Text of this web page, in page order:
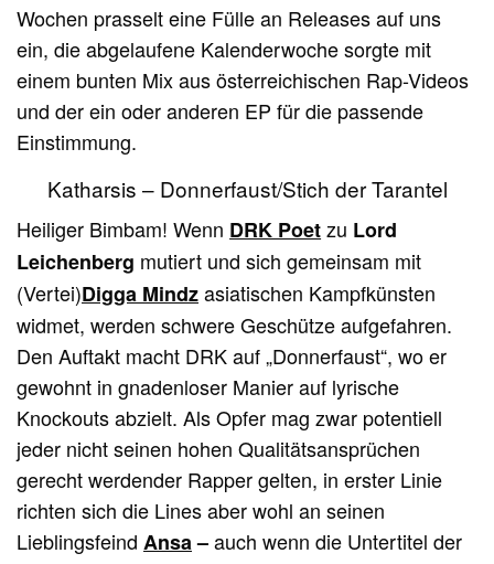
Wochen prasselt eine Fülle an Releases auf uns
ein, die abgelaufene Kalenderwoche sorgte mit
einem bunten Mix aus österreichischen Rap-Videos
und der ein oder anderen EP für die passende
Einstimmung.
Katharsis – Donnerfaust/Stich der Tarantel
Heiliger Bimbam! Wenn DRK Poetzu Lord
Leichenberg mutiert und sich gemeinsam mit
(Vertei)Digga Mindzasiatischen Kampfkünsten
widmet, werden schwere Geschütze aufgefahren.
Den Auftakt macht DRK auf „Donnerfaust“, wo er
gewohnt in gnadenloser Manier auf lyrische
Knockouts abzielt. Als Opfer mag zwar potentiell
jeder nicht seinen hohen Qualitätsansprüchen
gerecht werdender Rapper gelten, in erster Linie
richten sich die Lines aber wohl an seinen
Lieblingsfeind Ansa–auch wenn die Untertitel der